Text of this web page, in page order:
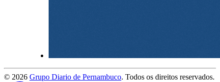
© 2026 Grupo Diario de Pernambuco. Todos os direitos reservados.